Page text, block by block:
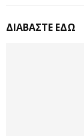
ΔΙΑΒΑΣΤΕ ΕΔΩ